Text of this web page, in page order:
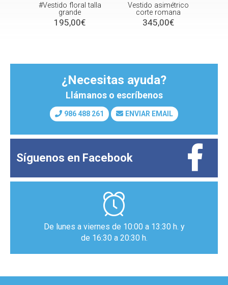
#Vestido floral talla
195,00€
Vestido asimétrico
corte romana
345,00€
Vestido
¿Necesitas ayuda?
Llámanos o escríbenos
986 488 261 ENVIAR EMAIL
Síguenos en Facebook
De lunes a viernes de 10:00 a 13:30 h. y
de 16:30 a 20:30 h.